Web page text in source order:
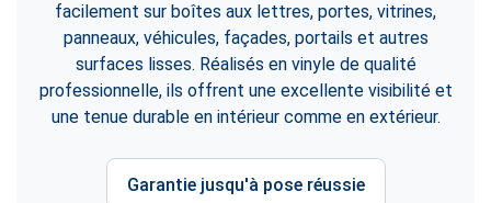
facilement sur boîtes aux lettres, portes, vitrines,
panneaux, véhicules, façades, portails et autres
surfaces lisses. Réalisés en vinyle de qualité
professionnelle, ils offrent une excellente visibilité et
une tenue durable en intérieur comme en extérieur.
Garantie jusqu'à pose réussie